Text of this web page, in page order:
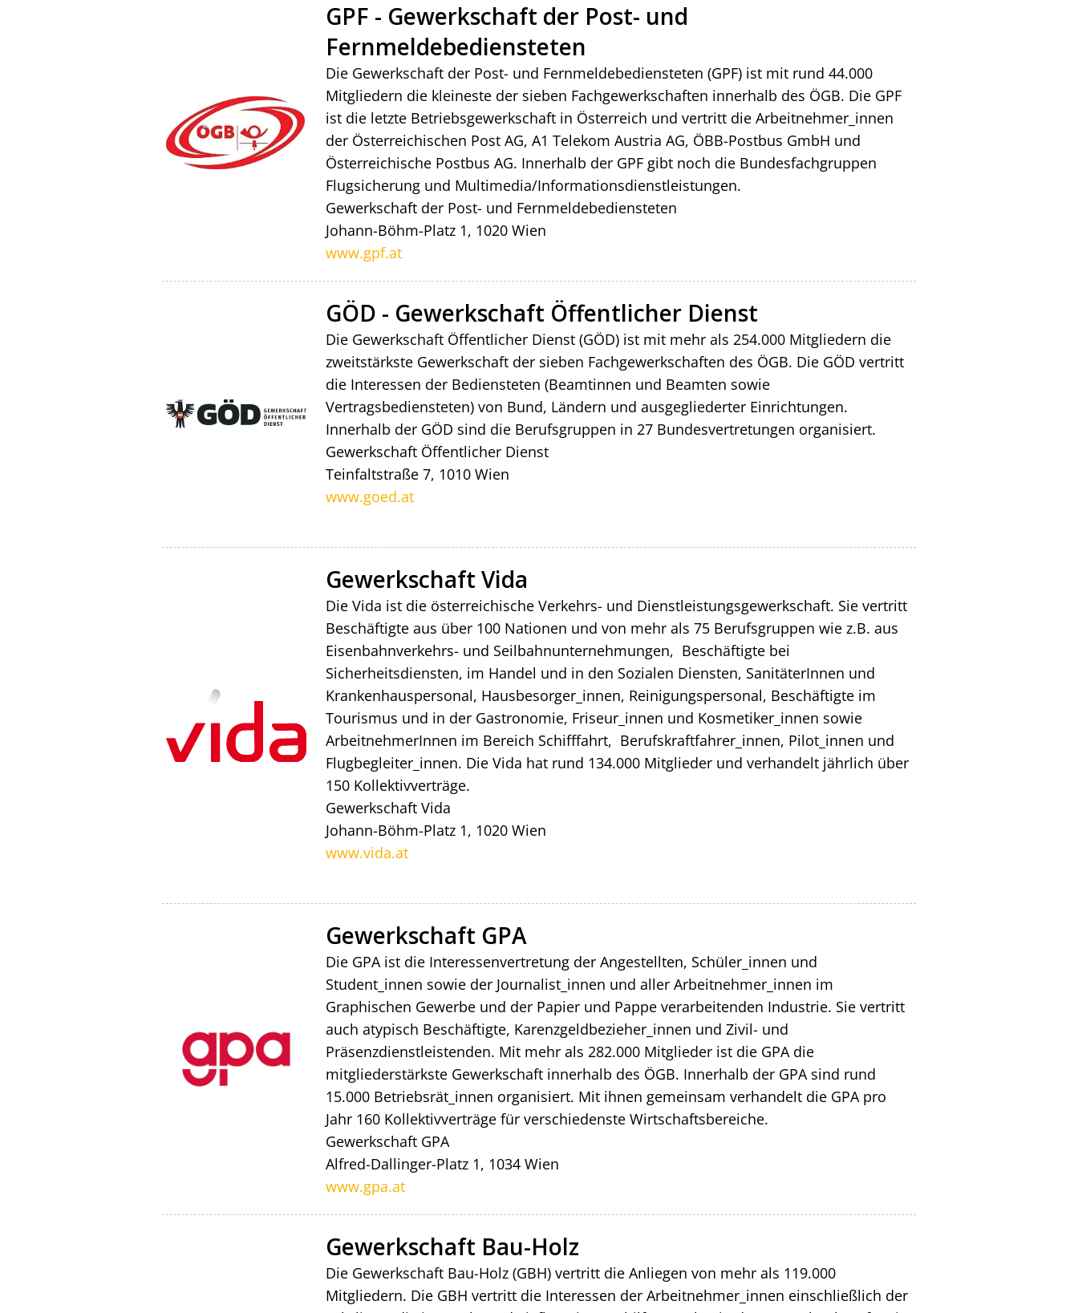
GPF - Gewerkschaft der Post- und
Fernmeldebediensteten
Die Gewerkschaft der Post- und Fernmeldebediensteten (GPF) ist mit rund 44.000
Mitgliedern die kleineste der sieben Fachgewerkschaften innerhalb des ÖGB. Die GPF
ist die letzte Betriebsgewerkschaft in Österreich und vertritt die Arbeitnehmer_innen
der Österreichischen Post AG, A1 Telekom Austria AG, ÖBB-Postbus GmbH und
Österreichische Postbus AG. Innerhalb der GPF gibt noch die Bundesfachgruppen
Flugsicherung und Multimedia/Informationsdienstleistungen.
Gewerkschaft der Post- und Fernmeldebediensteten
Johann-Böhm-Platz 1, 1020 Wien
www.gpf.at
GÖD - Gewerkschaft Öffentlicher Dienst
Die Gewerkschaft Öffentlicher Dienst (GÖD) ist mit mehr als 254.000 Mitgliedern die
zweitstärkste Gewerkschaft der sieben Fachgewerkschaften des ÖGB. Die GÖD vertritt
die Interessen der Bediensteten (Beamtinnen und Beamten sowie
Vertragsbediensteten) von Bund, Ländern und ausgegliederter Einrichtungen.
Innerhalb der GÖD sind die Berufsgruppen in 27 Bundesvertretungen organisiert.
Gewerkschaft Öffentlicher Dienst
Teinfaltstraße 7, 1010 Wien
www.goed.at
Gewerkschaft Vida
Die Vida ist die österreichische Verkehrs- und Dienstleistungsgewerkschaft. Sie vertritt
Beschäftigte aus über 100 Nationen und von mehr als 75 Berufsgruppen wie z.B. aus
Eisenbahnverkehrs- und Seilbahnunternehmungen, Beschäftigte bei
Sicherheitsdiensten, im Handel und in den Sozialen Diensten, SanitäterInnen und
Krankenhauspersonal, Hausbesorger_innen, Reinigungspersonal, Beschäftigte im
Tourismus und in der Gastronomie, Friseur_innen und Kosmetiker_innen sowie
ArbeitnehmerInnen im Bereich Schifffahrt, Berufskraftfahrer_innen, Pilot_innen und
Flugbegleiter_innen. Die Vida hat rund 134.000 Mitglieder und verhandelt jährlich über
150 Kollektivverträge.
Gewerkschaft Vida
Johann-Böhm-Platz 1, 1020 Wien
www.vida.at
Gewerkschaft GPA
Die GPA ist die Interessenvertretung der Angestellten, Schüler_innen und
Student_innen sowie der Journalist_innen und aller Arbeitnehmer_innen im
Graphischen Gewerbe und der Papier und Pappe verarbeitenden Industrie. Sie vertritt
auch atypisch Beschäftigte, Karenzgeldbezieher_innen und Zivil- und
Präsenzdienstleistenden. Mit mehr als 282.000 Mitglieder ist die GPA die
mitgliederstärkste Gewerkschaft innerhalb des ÖGB. Innerhalb der GPA sind rund
15.000 Betriebsrät_innen organisiert. Mit ihnen gemeinsam verhandelt die GPA pro
Jahr 160 Kollektivverträge für verschiedenste Wirtschaftsbereiche.
Gewerkschaft GPA
Alfred-Dallinger-Platz 1, 1034 Wien
www.gpa.at
Gewerkschaft Bau-Holz
Die Gewerkschaft Bau-Holz (GBH) vertritt die Anliegen von mehr als 119.000
Mitgliedern. Die GBH vertritt die Interessen der Arbeitnehmer_innen einschließlich der